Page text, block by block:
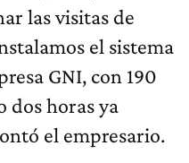
las visitas de
el sistema
GNI, con 190
dos horas ya
el empresario.